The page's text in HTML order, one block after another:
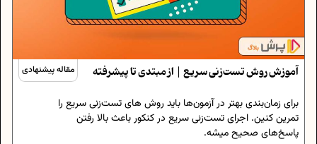
مقاله پیشنهادی آموزش روش تست‌زنی سریع | از مبتدی تا پیشرفته
برای زمان‌بندی بهتر در آزمون‌ها باید روش های تست‌زنی سریع را
تمرین کنین. اجرای تست‌زنی سریع در کنکور باعث بالا رفتن
پاسخ‌های صحیح میشه.